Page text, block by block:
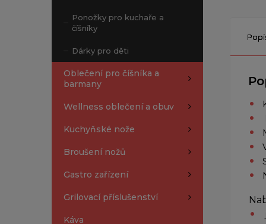
Ponožky pro kuchaře a
číšníky
Dárky pro děti
Oblečení pro číšníka a
barmany
Wellness oblečení a obuv
Kuchyňské nože
Broušení nožů
Gastro zařízení
Grilovací příslušenství
Káva